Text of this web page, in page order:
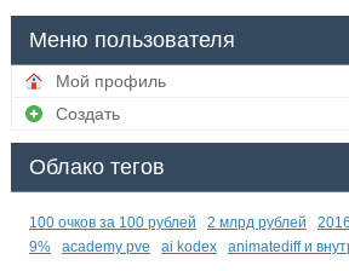
Меню пользователя
Мой профиль
Создать
Облако тегов
100 очков за 100 рублей 2 млрд рублей 2016
9%
academy pve ai kodex animatediff и